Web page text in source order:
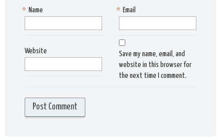
Name
* Email
*
Website
Save my name, email, and
website in this browser for
the next time I comment.